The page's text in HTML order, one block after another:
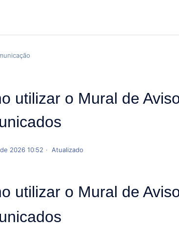
utilizar o Mural de
2026 10:52 Atualizado
utilizar o Mural de